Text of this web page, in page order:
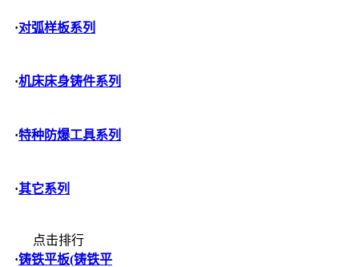
·对弧样板系列
·机床床身铸件系列
·特种防爆工具系列
·其它系列
点击排行
·铸铁平板(铸铁平